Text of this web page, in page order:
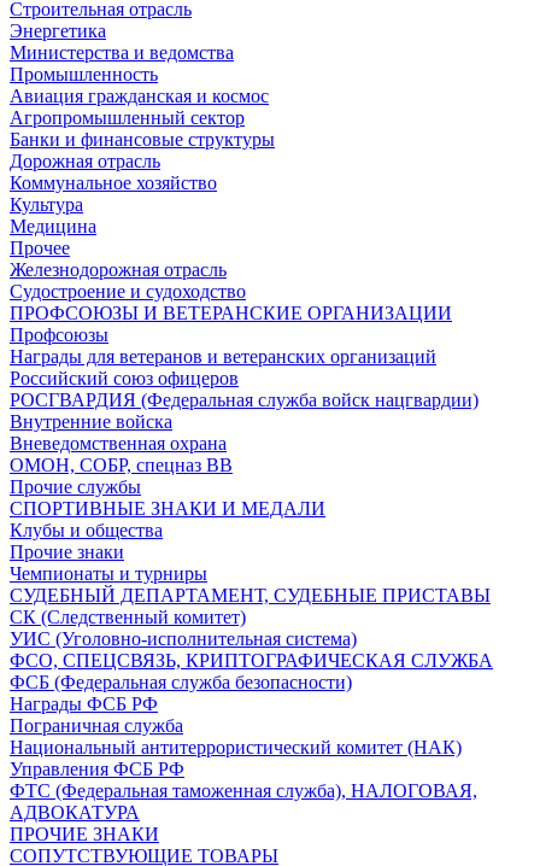
Строительная отрасль
Энергетика
Министерства и ведомства
Промышленность
Авиация гражданская и космос
Агропромышленный сектор
Банки и финансовые структуры
Дорожная отрасль
Коммунальное хозяйство
Культура
Медицина
Прочее
Железнодорожная отрасль
Судостроение и судоходство
ПРОФСОЮЗЫ И ВЕТЕРАНСКИЕ ОРГАНИЗАЦИИ
Профсоюзы
Награды для ветеранов и ветеранских организаций
Российский союз офицеров
РОСГВАРДИЯ (Федеральная служба войск нацгвардии)
Внутренние войска
Вневедомственная охрана
ОМОН, СОБР, спецназ ВВ
Прочие службы
СПОРТИВНЫЕ ЗНАКИ И МЕДАЛИ
Клубы и общества
Прочие знаки
Чемпионаты и турниры
СУДЕБНЫЙ ДЕПАРТАМЕНТ, СУДЕБНЫЕ ПРИСТАВЫ
СК (Следственный комитет)
УИС (Уголовно-исполнительная система)
ФСО, СПЕЦСВЯЗЬ, КРИПТОГРАФИЧЕСКАЯ СЛУЖБА
ФСБ (Федеральная служба безопасности)
Награды ФСБ РФ
Пограничная служба
Национальный антитеррористический комитет (НАК)
Управления ФСБ РФ
ФТС (Федеральная таможенная служба), НАЛОГОВАЯ,
АДВОКАТУРА
ПРОЧИЕ ЗНАКИ
СОПУТСТВУЮЩИЕ ТОВАРЫ